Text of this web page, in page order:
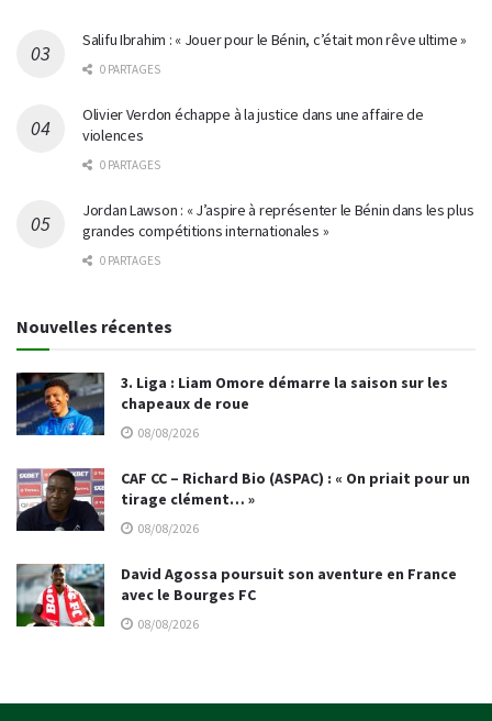
Salifu Ibrahim : « Jouer pour le Bénin, c’était mon rêve ultime »
0 PARTAGES
Olivier Verdon échappe à la justice dans une affaire de
violences
0 PARTAGES
Jordan Lawson : « J’aspire à représenter le Bénin dans les plus
grandes compétitions internationales »
0 PARTAGES
Nouvelles récentes
3. Liga : Liam Omore démarre la saison sur les
chapeaux de roue
08/08/2026
CAF CC – Richard Bio (ASPAC) : « On priait pour un
tirage clément… »
08/08/2026
David Agossa poursuit son aventure en France
avec le Bourges FC
08/08/2026